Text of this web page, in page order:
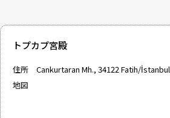
トプカプ宮殿
住所 Cankurtaran Mh., 34122 Fatih/İstanbul
地図